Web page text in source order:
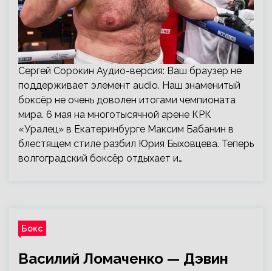
Сергей Сорокин Аудио-версия: Ваш браузер не
поддерживает элемент audio. Наш знаменитый
боксёр не очень доволен итогами чемпионата
мира. 6 мая на многотысячной арене КРК
«Уралец» в Екатеринбурге Максим Бабанин в
блестящем стиле разбил Юрия Быховцева. Теперь
волгоградский боксёр отдыхает и…
Бокс
Василий Ломаченко — Дэвин